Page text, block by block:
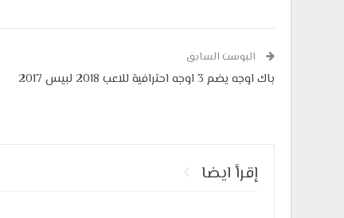
البوست السابق
باك اوجه يضم 3 اوجه احترافية للاعب 2018 لبيس 2017
إقرأ ايضا